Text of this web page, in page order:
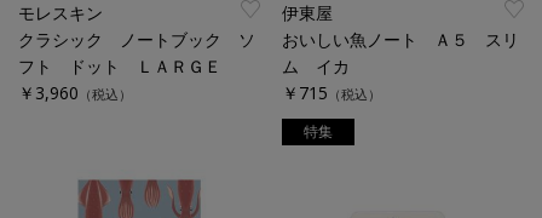
モレスキン
クラシック ノートブック ソ
フト ドット ＬＡＲＧＥ
￥3,960 （税込）
伊東屋
おいしい魚ノート Ａ５ スリ
ム イカ
￥715 （税込）
特集